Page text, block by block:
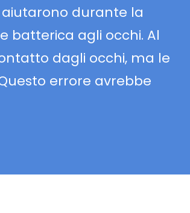
aiutarono durante la
batterica agli occhi. Al
dagli occhi, ma le
errore avrebbe